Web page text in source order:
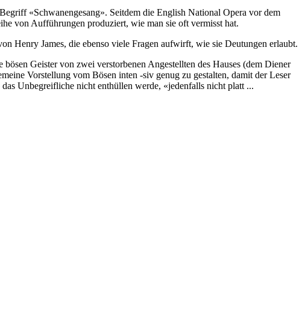
«Schwanengesang». Seitdem die English National Opera vor dem
von Aufführungen produziert, wie man sie oft vermisst hat.
Henry James, die ebenso viele Fragen aufwirft, wie sie Deutungen erlaubt.
Geister von zwei verstorbenen Angestellten des Hauses (dem Diener
Vorstellung vom Bösen inten -siv genug zu gestalten, damit der Leser
Unbegreifliche nicht enthüllen werde, «jedenfalls nicht platt ...